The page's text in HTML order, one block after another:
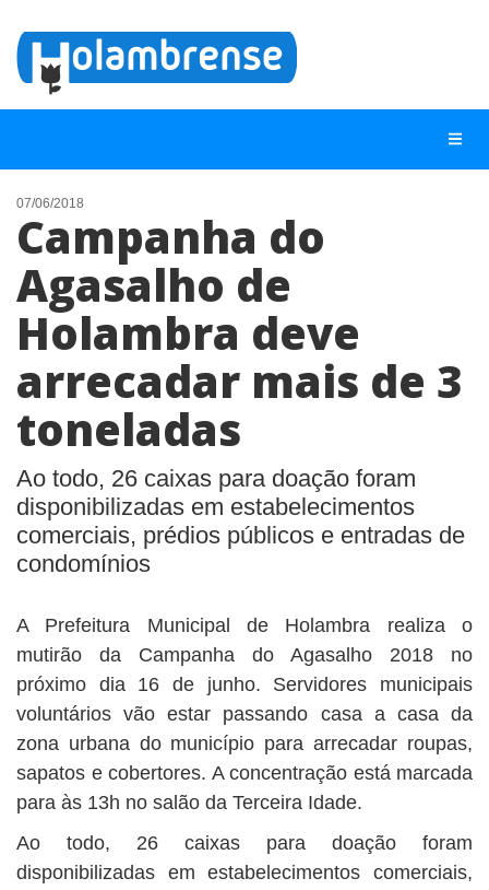
NOTÍCIAS
LISTA DIGITAL
TELEFONES ÚTEIS
ANUNCIE
07/06/2018
Campanha do
Agasalho de
Holambra deve
arrecadar mais de 3
toneladas
Ao todo, 26 caixas para doação foram
disponibilizadas em estabelecimentos
comerciais, prédios públicos e entradas de
condomínios
A Prefeitura Municipal de Holambra realiza o
mutirão da Campanha do Agasalho 2018 no
próximo dia 16 de junho. Servidores municipais
voluntários vão estar passando casa a casa da
zona urbana do município para arrecadar roupas,
sapatos e cobertores. A concentração está marcada
para às 13h no salão da Terceira Idade.
Ao todo, 26 caixas para doação foram
disponibilizadas em estabelecimentos comerciais,